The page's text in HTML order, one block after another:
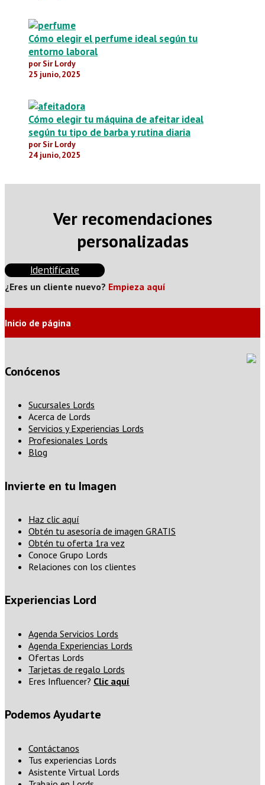
Cómo elegir el perfume ideal según tu
entorno laboral
por Sir Lordy
25 junio, 2025
Cómo elegir tu máquina de afeitar ideal
según tu tipo de barba y rutina diaria
por Sir Lordy
24 junio, 2025
Ver recomendaciones
personalizadas
Identifícate
¿Eres un cliente nuevo? Empieza aquí
Inicio de página
Conócenos
Sucursales Lords
Acerca de Lords
Servicios y Experiencias Lords
Profesionales Lords
Blog
Invierte en tu Imagen
Haz clic aquí
Obtén tu asesoría de imagen GRATIS
Obtén tu oferta 1ra vez
Conoce Grupo Lords
Relaciones con los clientes
Experiencias Lord
Agenda Servicios Lords
Agenda Experiencias Lords
Ofertas Lords
Tarjetas de regalo Lords
Eres Influencer? Clic aquí
Podemos Ayudarte
Contáctanos
Tus experiencias Lords
Asistente Virtual Lords